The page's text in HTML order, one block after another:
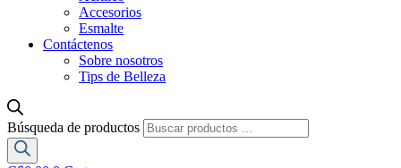
Accesorios
Esmalte
Contáctenos
Sobre nosotros
Tips de Belleza
Búsqueda de productos